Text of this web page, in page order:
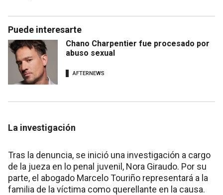
Puede interesarte
Chano Charpentier fue procesado por
abuso sexual
AFTERNEWS
La investigación
Tras la denuncia, se inició una investigación a cargo
de la jueza en lo penal juvenil, Nora Giraudo. Por su
parte, el abogado Marcelo Touriño representará a la
familia de la víctima como querellante en la causa.